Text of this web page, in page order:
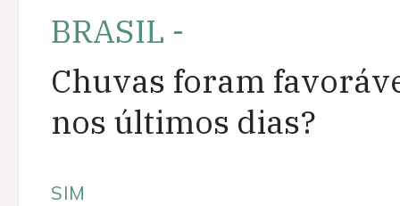
BRASIL -
Chuvas foram
nos últimos dias?
SIM